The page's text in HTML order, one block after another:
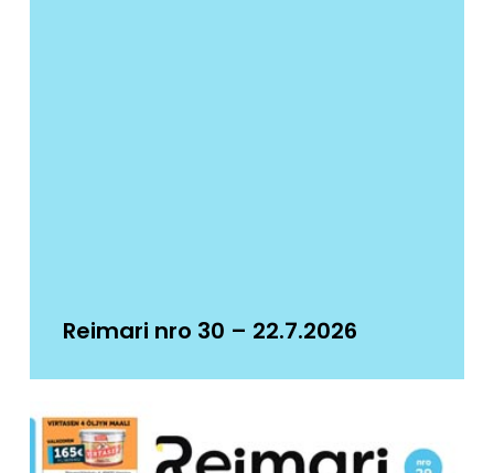
Reimari nro 30 – 22.7.2026